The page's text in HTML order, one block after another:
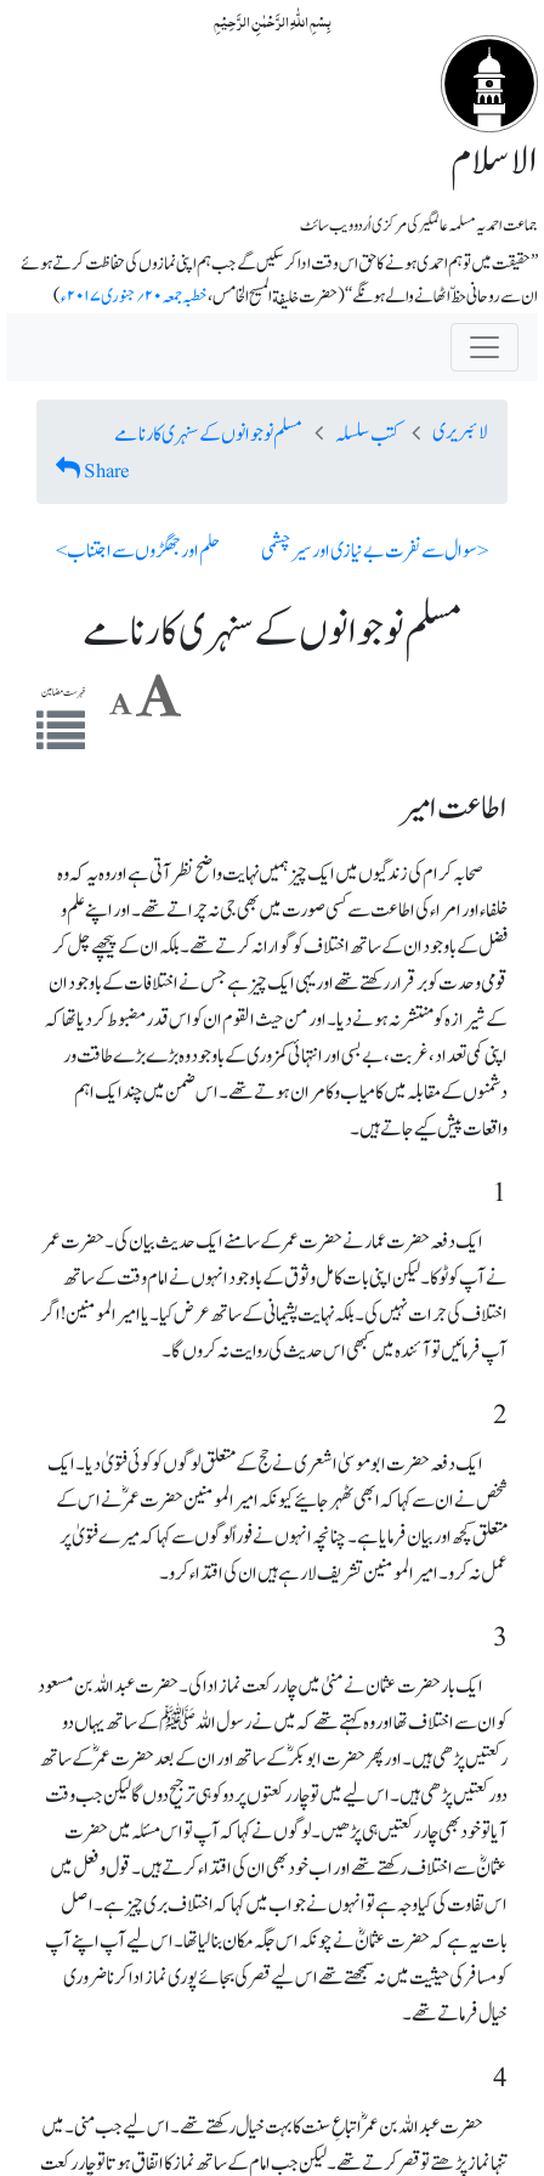
بِسۡمِ اللّٰہِ الرَّحۡمٰنِ الرَّحِیۡمِ
الاسلام
جماعت احمدیہ مسلمہ عالمگیر کی مرکزی اُردو ویب سائٹ
’’حقیقت میں تو ہم احمدی ہونے کا حق اس وقت ادا کرسکیں گے جب ہم اپنی نمازوں کی حفاظت کرتے ہوئے
ان سے روحانی حظّ اٹھانے والے ہونگے‘‘ ( حضرت خلیفة المسیح الخامس،خطبہ جمعہ ۲۰؍جنوری ۲۰۱۷ء )
لائبریری کتب سلسلہ
مسلم نوجوانوں کے سنہری کارنامے
Share
< سوال سے نفرت بے نیازی اور سیر چشمی حلم اور جھگڑوں سے اجتناب >
مسلم نوجوانوں کے سنہری کارنامے
فہرست مضامین
اطاعت امیر
صحابہ کرام کی زندگیوں میں ایک چیز ہمیں نہایت واضح نظر آتی ہے اوروہ یہ کہ وہ
خلفاء اور امراء کی اطاعت سے کسی صورت میں بھی جی نہ چراتے تھے۔ اور اپنے علم و
فضل کے باوجود ان کے ساتھ اختلاف کو گوارا نہ کرتے تھے۔ بلکہ ان کے پیچھے چل کر
قومی وحدت کو برقرار رکھتے تھے اور یہی ایک چیز ہے جس نے اختلافات کے باوجود ان
کے شیرازہ کو منتشرنہ ہونے دیا۔ اور من حیث القوم ان کو اس قدر مضبوط کر دیا تھا کہ
اپنی کمی تعداد، غربت، بے بسی اور انتہائی کمزوری کے باوجود وہ بڑے بڑے طاقت ور
دشمنوں کے مقابلہ میں کامیاب و کامران ہوتے تھے۔ اس ضمن میں چند ایک اہم
واقعات پیش کیے جاتے ہیں۔
1
ایک دفعہ حضرت عمار نے حضرت عمر کے سامنے ایک حدیث بیان کی۔ حضرت عمر
نے آپ کو ٹوکا۔ لیکن اپنی بات کامل وثوق کے باوجود انہوں نے امام وقت کے ساتھ
اختلاف کی جرات نہیں کی۔ بلکہ نہایت پشیمانی کے ساتھ عرض کیا۔ یا امیر المومنین! اگر
آپ فرمائیں تو آئندہ میں کبھی اس حدیث کی روایت نہ کروں گا۔
2
ایک دفعہ حضرت ابو موسیٰ اشعری نے حج کے متعلق لوگوں کو کوئی فتویٰ دیا۔ ایک
شخص نے ان سے کہا کہ ابھی ٹھہر جائیے کیونکہ امیر المومنین حضرت عمرؓ نے اس کے
متعلق کچھ اور بیان فرمایا ہے۔ چنانچہ انہوں نے فوراً لوگوں سے کہا کہ میرے فتویٰ پر
عمل نہ کرو۔ امیر المومنین تشریف لا رہے ہیں ان کی اقتداء کرو۔
3
ایک بار حضرت عثمان نے منیٰ میں چار رکعت نماز ادا کی۔ حضرت عبداللہ بن مسعود
کو ان سے اختلاف تھا اور وہ کہتے تھے کہ میں نے رسول اللہ ﷺ کے ساتھ یہاں دو
رکعتیں پڑھی ہیں۔ اور پھر حضرت ابوبکرؓ کے ساتھ اور ان کے بعد حضرت عمرؓ کے ساتھ
دو رکعتیں پڑھی ہیں۔ اس لیے میں تو چار رکعتوں پر دو کو ہی ترجیح دوں گا لیکن جب وقت
آیا تو خود بھی چار رکعتیں ہی پڑھیں۔ لوگوں نے کہا کہ آپ تو اس مسئلہ میں حضرت
عثمانؓ سے اختلاف رکھتے تھے اور اب خود بھی ان کی اقتداء کرتے ہیں۔ قول و فعل میں
اس تفاوت کی کیا وجہ ہے تو انہوں نے جواب میں کہا کہ اختلاف بری چیز ہے۔ اصل
بات یہ ہے کہ حضرت عثمانؓ نے چونکہ ا س جگہ مکان بنالیا تھا۔ اس لیے آپ اپنے آپ
کو مسافر کی حیثیت میں نہ سمجھتے تھے اس لیے قصرکی بجائے پوری نماز ادا کرنا ضروری
خیال فرماتے تھے۔
4
حضرت عبداللہ بن عمرؓ اتباعِ سنت کا بہت خیال رکھتے تھے۔ اس لیے جب منی۔ میں
تنہا نماز پڑھتے تو قصرکرتے تھے۔ لیکن جب امام کے ساتھ نماز کا اتفاق ہوتا تو چار رکعت